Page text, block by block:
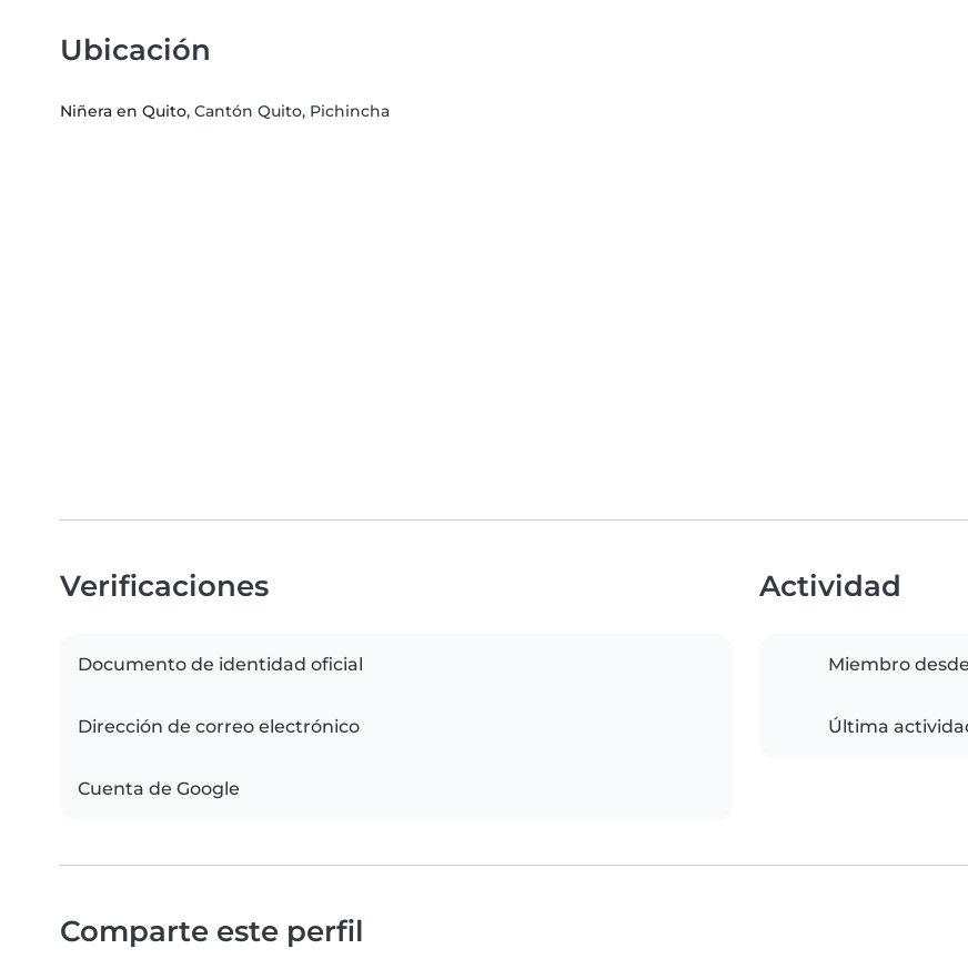
Ubicación
Niñera en Quito, Cantón Quito, Pichincha
Verificaciones
Documento de identidad oficial
Dirección de correo electrónico
Cuenta de Google
Actividad
Miembro desde
Última
Comparte este perfil